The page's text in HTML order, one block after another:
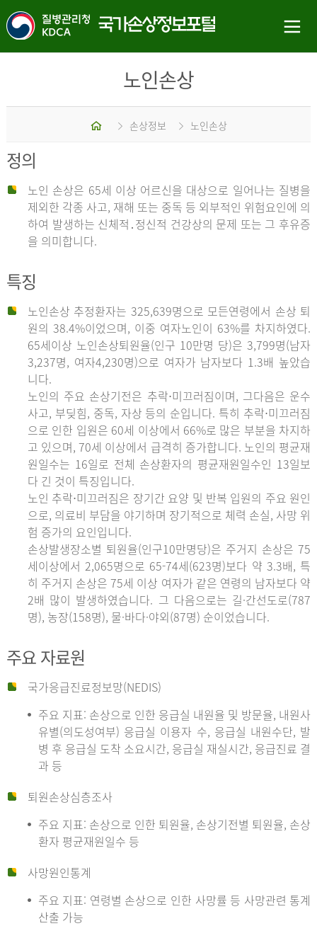
노인손상
홈 손상정보 노인손상
정의
노인 손상은 65세 이상 어르신을 대상으로 일어나는 질병을
제외한 각종 사고, 재해 또는 중독 등 외부적인 위험요인에 의
하여 발생하는 신체적․정신적 건강상의 문제 또는 그 후유증
을 의미합니다.
특징
노인손상 추정환자는 325,639명으로 모든연령에서 손상 퇴
원의 38.4%이었으며, 이중 여자노인이 63%를 차지하였다.
65세이상 노인손상퇴원율(인구 10만명 당)은 3,799명(남자
3,237명, 여자4,230명)으로 여자가 남자보다 1.3배 높았습
니다.
노인의 주요 손상기전은 추락⋅미끄러짐이며, 그다음은 운수
사고, 부딪힘, 중독, 자상 등의 순입니다. 특히 추락⋅미끄러짐
으로 인한 입원은 60세 이상에서 66%로 많은 부분을 차지하
고 있으며, 70세 이상에서 급격히 증가합니다. 노인의 평균재
원일수는 16일로 전체 손상환자의 평균재원일수인 13일보
다 긴 것이 특징입니다.
노인 추락⋅미끄러짐은 장기간 요양 및 반복 입원의 주요 원인
으로, 의료비 부담을 야기하며 장기적으로 체력 손실, 사망 위
험 증가의 요인입니다.
손상발생장소별 퇴원율(인구10만명당)은 주거지 손상은 75
세이상에서 2,065명으로 65-74세(623명)보다 약 3.3배, 특
히 주거지 손상은 75세 이상 여자가 같은 연령의 남자보다 약
2배 많이 발생하였습니다. 그 다음으로는 길·간선도로(787
명), 농장(158명), 물·바다·야외(87명) 순이었습니다.
주요 자료원
국가응급진료정보망(NEDIS)
주요 지표: 손상으로 인한 응급실 내원율 및 방문율, 내원사
유별(의도성여부) 응급실 이용자 수, 응급실 내원수단, 발
병 후 응급실 도착 소요시간, 응급실 재실시간, 응급진료 결
과 등
퇴원손상심층조사
주요 지표: 손상으로 인한 퇴원율, 손상기전별 퇴원율, 손상
환자 평균재원일수 등
사망원인통계
주요 지표: 연령별 손상으로 인한 사망률 등 사망관련 통계
산출 가능